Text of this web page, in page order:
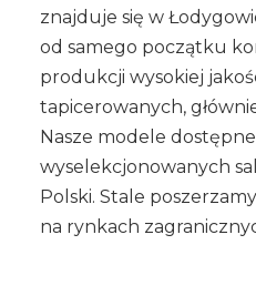
znajduje się w
od samego początku
produkcji wysokiej
tapicerowanych,
Nasze modele
wyselekcjonowanych
Polski. Stale
na rynkach